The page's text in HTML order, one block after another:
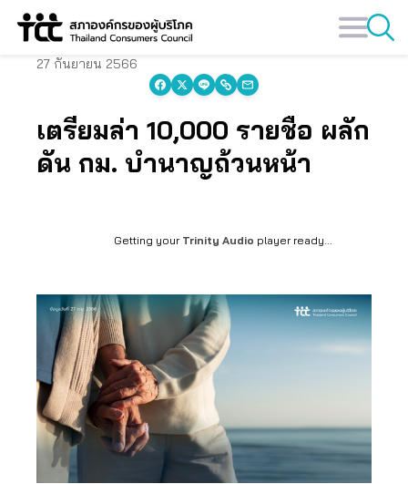
Skip
27 กันยายน 2566
เตรียมล่า 10,000 รายชื่อ ผลัก
ดัน กม. บำนาญถ้วนหน้า
Getting your Trinity Audio player ready...